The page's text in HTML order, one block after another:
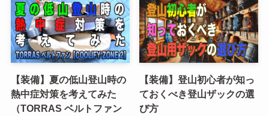
【装備】夏の低山登山時の
熱中症対策を考えてみた
（TORRAS ベルトファン
【装備】登山初心者が知っ
ておくべき登山ザックの選
び方